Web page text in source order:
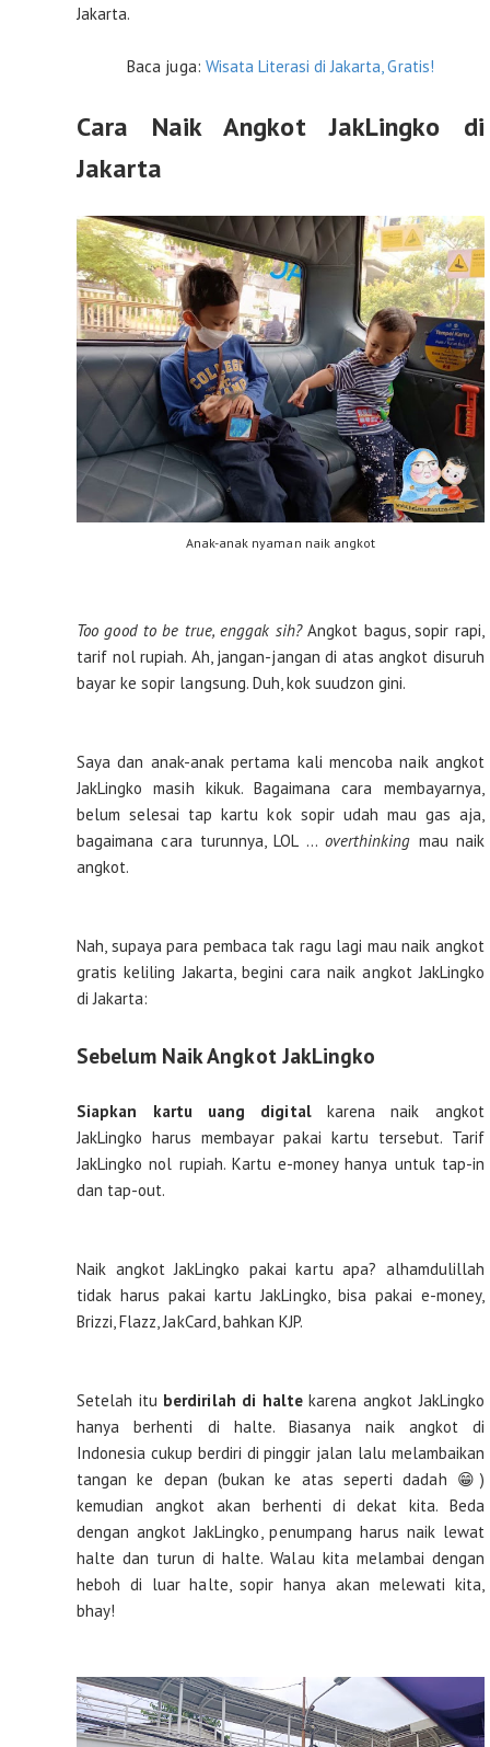
Jakarta.
Baca juga: Wisata Literasi di Jakarta, Gratis!
Cara Naik Angkot JakLingko di
Jakarta
Anak-anak nyaman naik angkot
Too good to be true, enggak sih?Angkot bagus, sopir rapi,
tarif nol rupiah. Ah, jangan-jangan di atas angkot disuruh
bayar ke sopir langsung. Duh, kok suudzon gini.
Saya dan anak-anak pertama kali mencoba naik angkot
JakLingko masih kikuk. Bagaimana cara membayarnya,
belum selesai tap kartu kok sopir udah mau gas aja,
bagaimana cara turunnya, LOL ... overthinking mau naik
angkot.
Nah, supaya para pembaca tak ragu lagi mau naik angkot
gratis keliling Jakarta, begini cara naik angkot JakLingko
di Jakarta:
Sebelum Naik Angkot JakLingko
Siapkan kartu uang digitalkarena naik angkot
JakLingko harus membayar pakai kartu tersebut. Tarif
JakLingko nol rupiah. Kartu e-money hanya untuk tap-in
dan tap-out.
Naik angkot JakLingko pakai kartu apa? alhamdulillah
tidak harus pakai kartu JakLingko, bisa pakai e-money,
Brizzi, Flazz, JakCard, bahkan KJP.
Setelah itu berdirilah di haltekarena angkot JakLingko
hanya berhenti di halte. Biasanya naik angkot di
Indonesia cukup berdiri di pinggir jalan lalu melambaikan
tangan ke depan (bukan ke atas seperti dadah 😁)
kemudian angkot akan berhenti di dekat kita. Beda
dengan angkot JakLingko, penumpang harus naik lewat
halte dan turun di halte. Walau kita melambai dengan
heboh di luar halte, sopir hanya akan melewati kita,
bhay!